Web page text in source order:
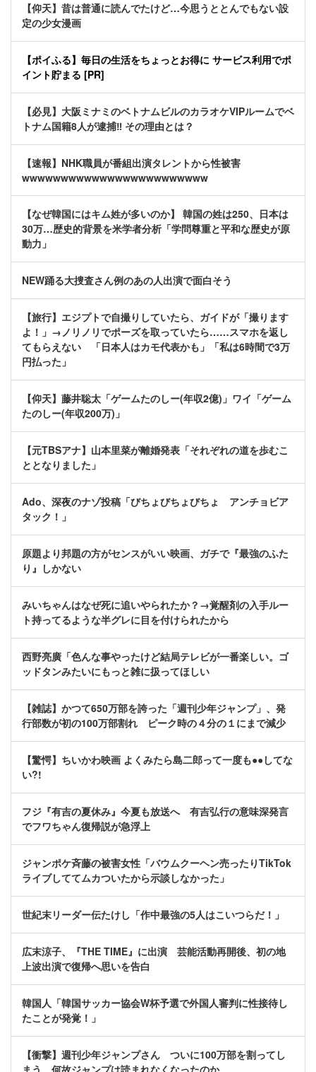
【仰天】昔は普通に読んでたけど…今思うととんでもない設
定の少女漫画
【ポイふる】毎日の生活をちょっとお得に サービス利用でポ
イント貯まる [PR]
【必見】大阪ミナミのベトナムビルのカラオケVIPルームでベ
トナム国籍8人が逮捕‼ その理由とは？
【速報】NHK職員が番組出演タレントから性被害
wwwwwwwwwwwwwwwwwwwwwwww
【なぜ韓国にはキム姓が多いのか】 韓国の姓は250、日本は
30万…歴史的背景を米学者分析「学問尊重と平和な歴史が原
動力」
NEW踊る大捜査さん例のあの人出演で面白そう
【旅行】エジプトで自撮りしていたら、ガイドが「撮ります
よ！」→ノリノリでポーズを取っていたら……スマホを返し
てもらえない 「日本人はカモ代表かも」「私は6時間で3万
円払った」
【仰天】藤井聡太「ゲームたのしー(年収2億)」ワイ「ゲーム
たのしー(年収200万)」
【元TBSアナ】山本里菜が離婚発表「それぞれの道を歩むこ
ととなりました」
Ado、深夜のナゾ投稿「びちょびちょびちょ アンチョビア
タック！」
原題より邦題の方がセンスがいい映画、ガチで『最強のふた
り』しかない
みいちゃんはなぜ死に追いやられたか？→覚醒剤の入手ルー
ト持ってるような半グレに目を付けられたから
西野亮廣「色んな事やったけど結局テレビが一番楽しい。ゴ
ッドタンみたいにもっと雑に扱ってほしい
【雑誌】かつて650万部を誇った「週刊少年ジャンプ」、発
行部数が初の100万部割れ ピーク時の４分の１にまで減少
【驚愕】ちいかわ映画 よくみたら島二郎って一度も●●してな
い?!
フジ『有吉の夏休み』今夏も放送へ 有吉弘行の意味深発言
でフワちゃん復帰説が急浮上
ジャンポケ斉藤の被害女性「バウムクーヘン売ったりTikTok
ライブしててムカついたから示談しなかった」
世紀末リーダー伝たけし「作中最強の5人はこいつらだ！」
広末涼子、『THE TIME』に出演 芸能活動再開後、初の地
上波出演で復帰へ思いを告白
韓国人「韓国サッカー協会W杯予選で外国人審判に性接待し
たことが発覚！」
【衝撃】週刊少年ジャンプさん ついに100万部を割ってし